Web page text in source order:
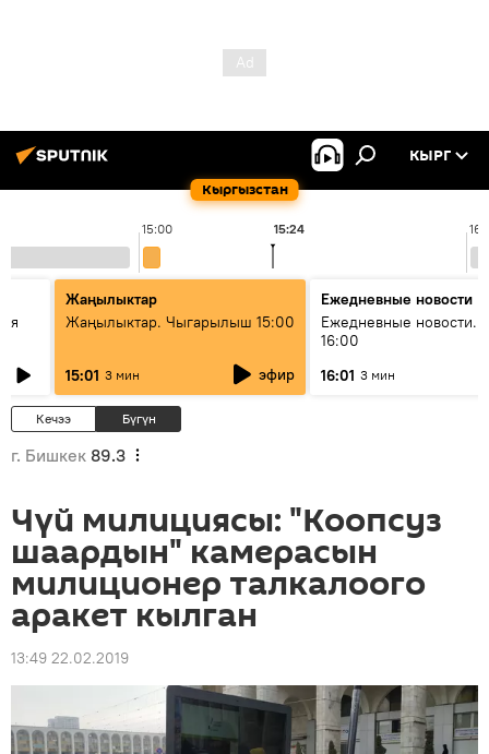
Кыргызстан
КЫРГ
15:00 15:24
Жаңылыктар
Жаңылыктар. Чыгарылыш 15:00
15:01 3 мин эфир
Ежедневные новости
Ежедневные новости.
16:00
16:01 3 мин
Кечээ Бүгүн
г. Бишкек 89.3
Чүй милициясы: "Коопсуз
шаардын" камерасын
милиционер талкалоого
аракет кылган
13:49 22.02.2019